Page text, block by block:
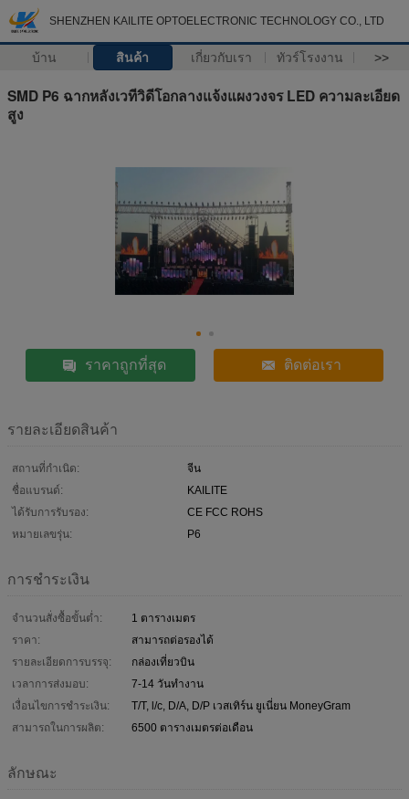
SHENZHEN KAILITE OPTOELECTRONIC TECHNOLOGY CO., LTD
บ้าน สินค้า เกี่ยวกับเรา ทัวร์โรงงาน >>
SMD P6 ฉากหลังเวทีวิดีโอกลางแจ้งแผงวงจร LED ความละเอียด
สูง
ราคาถูกที่สุด ติดต่อเรา
รายละเอียดสินค้า
สถานที่กำเนิด:
จีน
ชื่อแบรนด์:
KAILITE
ได้รับการรับรอง:
CE FCC ROHS
หมายเลขรุ่น:
P6
การชำระเงิน
จำนวนสั่งซื้อขั้นต่ำ:
1 ตารางเมตร
ราคา:
สามารถต่อรองได้
รายละเอียดการบรรจุ:
กล่องเที่ยวบิน
เวลาการส่งมอบ:
7-14 วันทำงาน
เงื่อนไขการชำระเงิน:
T/T, l/c, D/A, D/P เวสเทิร์น ยูเนี่ยน MoneyGram
สามารถในการผลิต:
6500 ตารางเมตรต่อเดือน
ลักษณะ